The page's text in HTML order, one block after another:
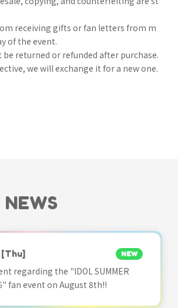
receiving gifts or fan letters from m
of the event.
be returned or refunded after purchase.
we will exchange it for a new one.
[Thu] NEW
regarding the "IDOL SUMMER
fan event on August 8th!!